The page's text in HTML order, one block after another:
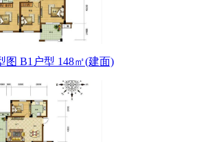
图 B1户型 148㎡(建面)